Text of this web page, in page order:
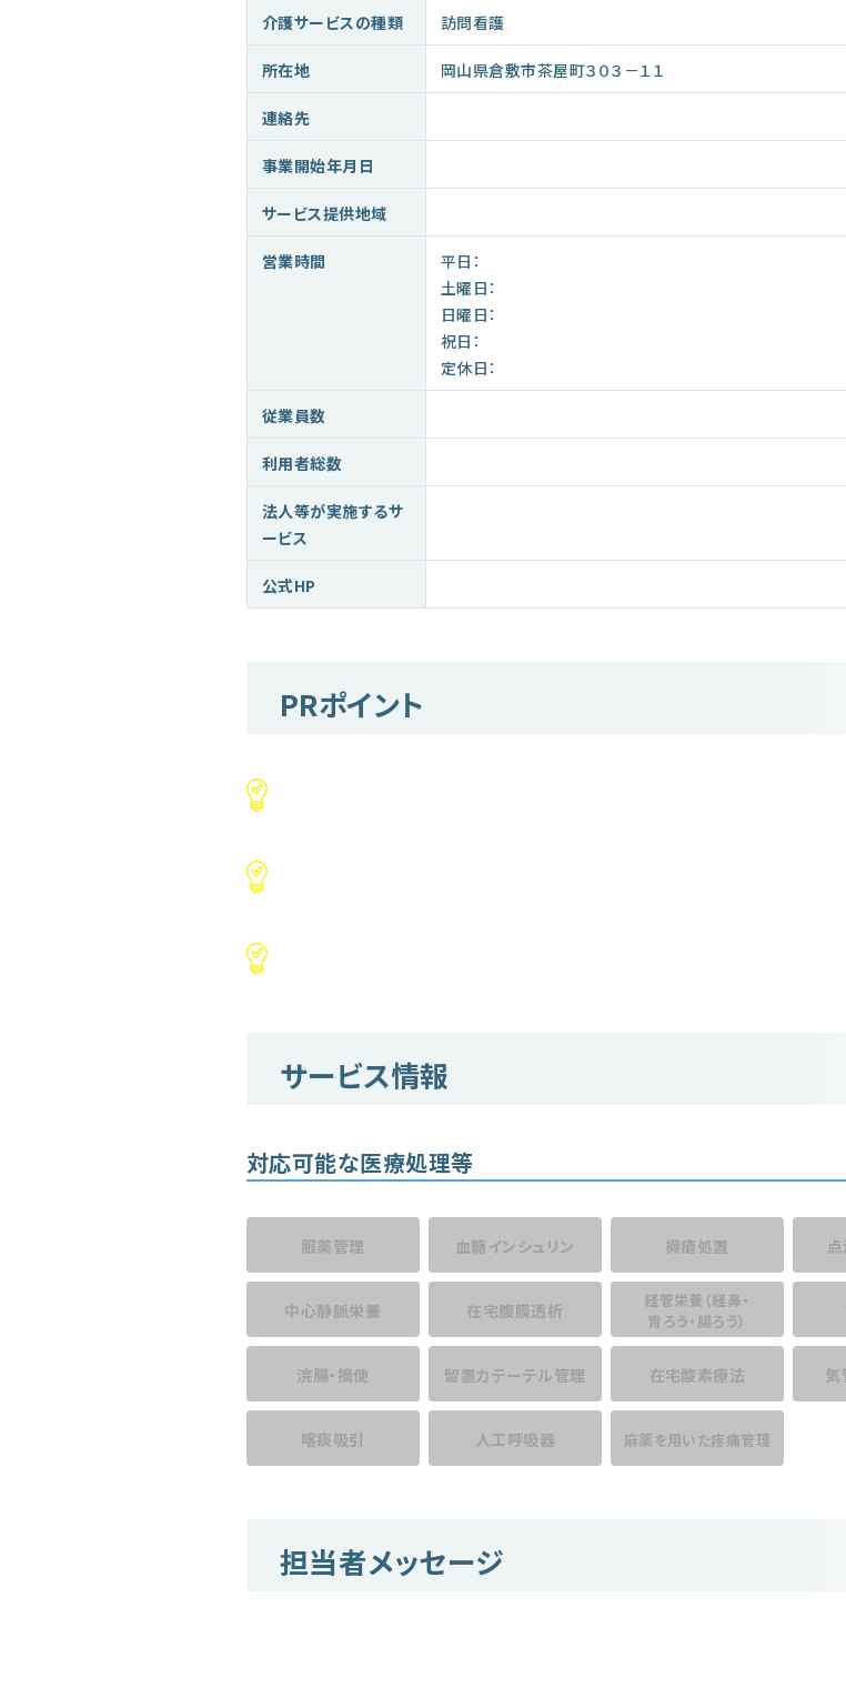
介護サービスの種類 訪問看護
所在地 岡山県倉敷市茶屋町３０３－１１
連絡先
事業開始年月日
サービス提供地域
営業時間
平日：
土曜日：
日曜日：
祝日：
定休日：
従業員数
利用者総数
法人等が実施するサ
ービス
公式HP
PRポイント
サービス情報
対応可能な医療処理等
服薬管理 血糖インシュリン 褥瘡処置
中心静脈栄養 在宅腹膜透析 経管栄養 （経鼻・
胃ろう・腸ろう）
浣腸・摘便 留置カテーテル管理 在宅酸素療法 気
喀痰吸引 人工呼吸器 麻薬を用いた疼痛管理
担当者メッセージ